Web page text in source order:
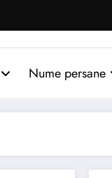
Nume persane